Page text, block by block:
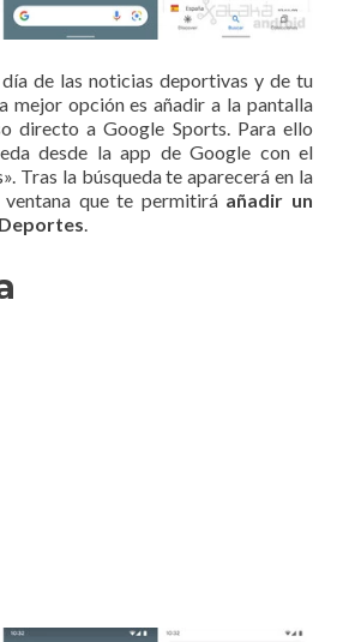
de las noticias deportivas y de tu
mejor opción es añadir a la pantalla
directo a Google Sports. Para ello
desde la app de Google con el
Tras la búsqueda te aparecerá en la
que te permitirá añadir un
.